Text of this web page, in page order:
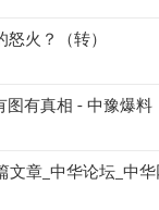
火？（转）
图有真相 - 中豫爆料
文章_中华论坛_中